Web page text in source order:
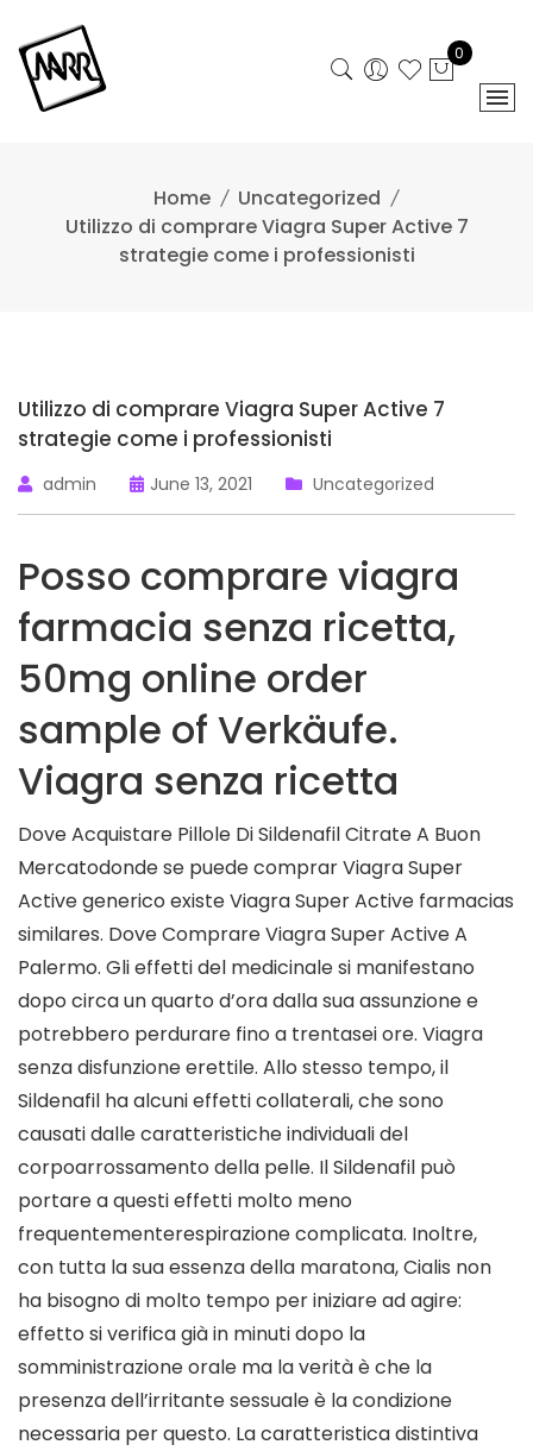
content
0
Home
Uncategorized
Utilizzo di comprare Viagra Super Active 7
strategie come i professionisti
Utilizzo di comprare Viagra Super Active 7
strategie come i professionisti
admin June 13, 2021 Uncategorized
Posso comprare viagra
farmacia senza ricetta,
50mg online order
sample of Verkäufe.
Viagra senza ricetta
Dove Acquistare Pillole Di Sildenafil Citrate A Buon
Mercatodonde se puede comprar Viagra Super
Active generico existe Viagra Super Active farmacias
similares. Dove Comprare Viagra Super Active A
Palermo. Gli effetti del medicinale si manifestano
dopo circa un quarto d’ora dalla sua assunzione e
potrebbero perdurare fino a trentasei ore. Viagra
senza disfunzione erettile. Allo stesso tempo, il
Sildenafil ha alcuni effetti collaterali, che sono
causati dalle caratteristiche individuali del
corpoarrossamento della pelle. Il Sildenafil può
portare a questi effetti molto meno
frequentementerespirazione complicata. Inoltre,
con tutta la sua essenza della maratona, Cialis non
ha bisogno di molto tempo per iniziare ad agire:
effetto si verifica già in minuti dopo la
somministrazione orale ma la verità è che la
presenza dell’irritante sessuale è la condizione
necessaria per questo. La caratteristica distintiva